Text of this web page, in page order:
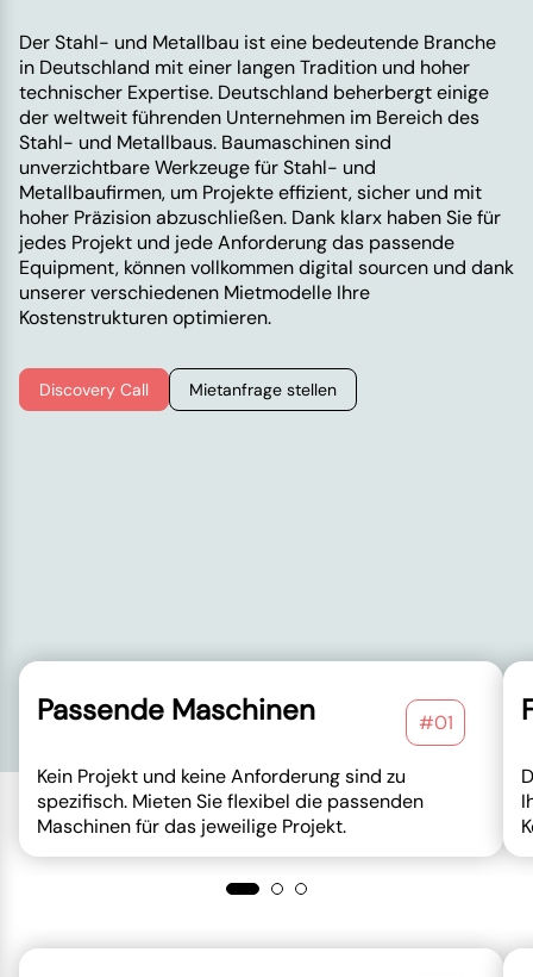
Der Stahl- und Metallbau ist eine bedeutende Branche
in Deutschland mit einer langen Tradition und hoher
technischer Expertise. Deutschland beherbergt einige
der weltweit führenden Unternehmen im Bereich des
Stahl- und Metallbaus. Baumaschinen sind
unverzichtbare Werkzeuge für Stahl- und
Metallbaufirmen, um Projekte effizient, sicher und mit
hoher Präzision abzuschließen. Dank klarx haben Sie für
jedes Projekt und jede Anforderung das passende
Equipment, können vollkommen digital sourcen und dank
unserer verschiedenen Mietmodelle Ihre
Kostenstrukturen optimieren.
Discovery Call Mietanfrage stellen
#01
Passende Maschinen
Kein Projekt und keine Anforderung sind zu
spezifisch. Mieten Sie flexibel die passenden
Maschinen für das jeweilige Projekt.